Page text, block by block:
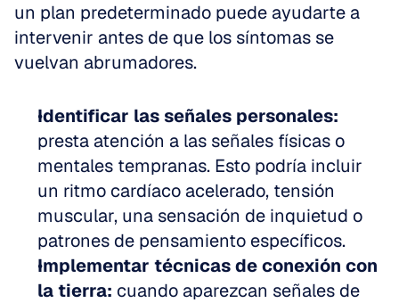
un plan predeterminado puede ayudarte a
intervenir antes de que los síntomas se
vuelvan abrumadores.
Identificar las señales personales:
presta atención a las señales físicas o
mentales tempranas. Esto podría incluir
un ritmo cardíaco acelerado, tensión
muscular, una sensación de inquietud o
patrones de pensamiento específicos.
Implementar técnicas de conexión con
la tierra: cuando aparezcan señales de